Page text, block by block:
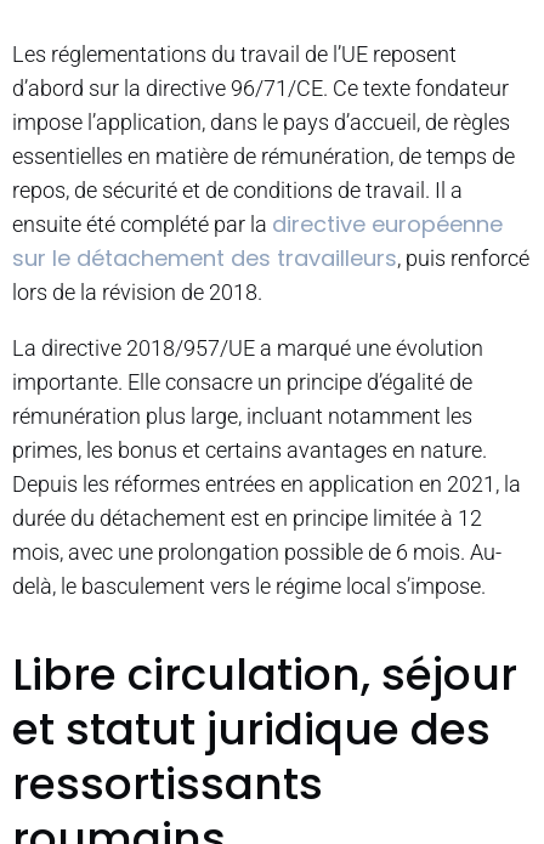
Les réglementations du travail de l’UE reposent
d’abord sur la directive 96/71/CE. Ce texte fondateur
impose l’application, dans le pays d’accueil, de règles
essentielles en matière de rémunération, de temps de
repos, de sécurité et de conditions de travail. Il a
ensuite été complété par la directive européenne
sur le détachement des travailleurs, puis renforcé
lors de la révision de 2018.
La directive 2018/957/UE a marqué une évolution
importante. Elle consacre un principe d’égalité de
rémunération plus large, incluant notamment les
primes, les bonus et certains avantages en nature.
Depuis les réformes entrées en application en 2021, la
durée du détachement est en principe limitée à 12
mois, avec une prolongation possible de 6 mois. Au-
delà, le basculement vers le régime local s’impose.
Libre circulation, séjour
et statut juridique des
ressortissants